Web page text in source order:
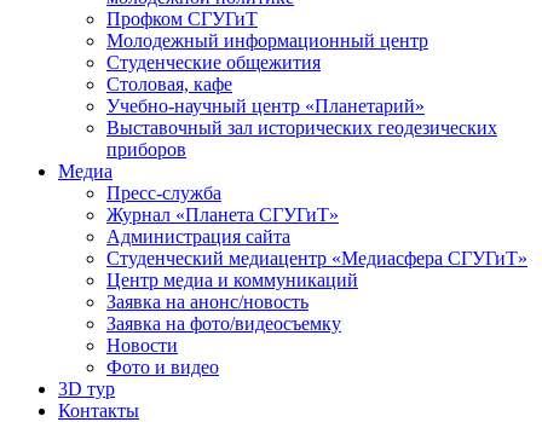
Профком СГУГиТ
Молодежный информационный центр
Студенческие общежития
Столовая, кафе
Учебно-научный центр «Планетарий»
Выставочный зал исторических геодезических
приборов
Медиа
Пресс-служба
Журнал «Планета СГУГиТ»
Администрация сайта
Студенческий медиацентр «Медиасфера СГУГиТ»
Центр медиа и коммуникаций
Заявка на анонс/новость
Заявка на фото/видеосъемку
Новости
Фото и видео
3D тур
Контакты